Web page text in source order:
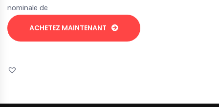
nominale de
ACHETEZ MAINTENANT